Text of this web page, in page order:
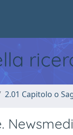
2.01 Capitolo o